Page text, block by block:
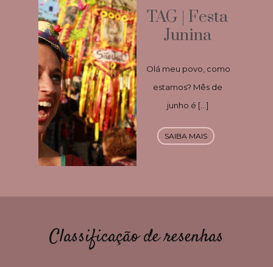
TAG | Festa
Junina
Olá meu povo, como
estamos? Mês de
junho é […]
SAIBA MAIS
Classificação de resenhas